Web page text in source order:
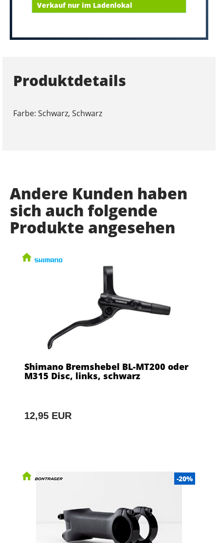
Verkauf nur im Ladenlokal
Produktdetails
Farbe: Schwarz, Schwarz
Andere Kunden haben
sich auch folgende
Produkte angesehen
Shimano Bremshebel BL-MT200 oder
M315 Disc, links, schwarz
12,95 EUR
-20%